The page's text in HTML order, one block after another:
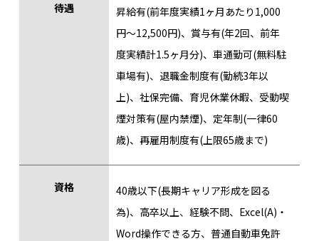
待遇
昇給有(前年度実績1ヶ月あたり1,000
円～12,500円)、賞与有(年2回、前年
度実績計1.5ヶ月分)、車通勤可(無料駐
車場有)、退職金制度有(勤続3年以
上)、社保完備、育児休業休暇、受動喫
煙対策有(屋内禁煙)、定年制(一律60
歳)、再雇用制度有(上限65歳まで)
資格
40歳以下(長期キャリア形成を図る
為)、高卒以上、経験不問、Excel(A)・
Word操作できる方、普通自動車免許